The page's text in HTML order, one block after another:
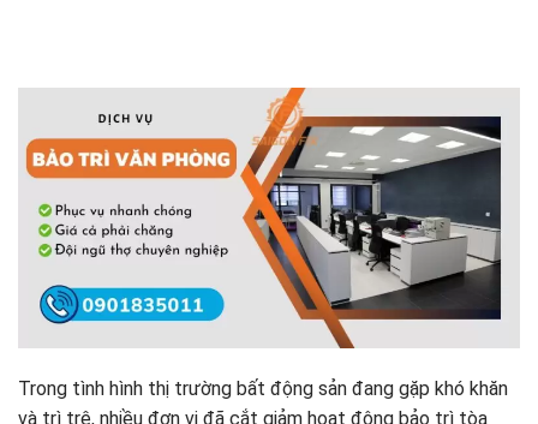
Trong tình hình thị trường bất động sản đang gặp khó khăn
và trì trệ, nhiều đơn vị đã cắt giảm hoạt động bảo trì tòa